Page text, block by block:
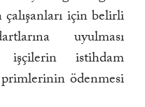
için belirli
uyulması
işçilerin istihdam
ödenmesi